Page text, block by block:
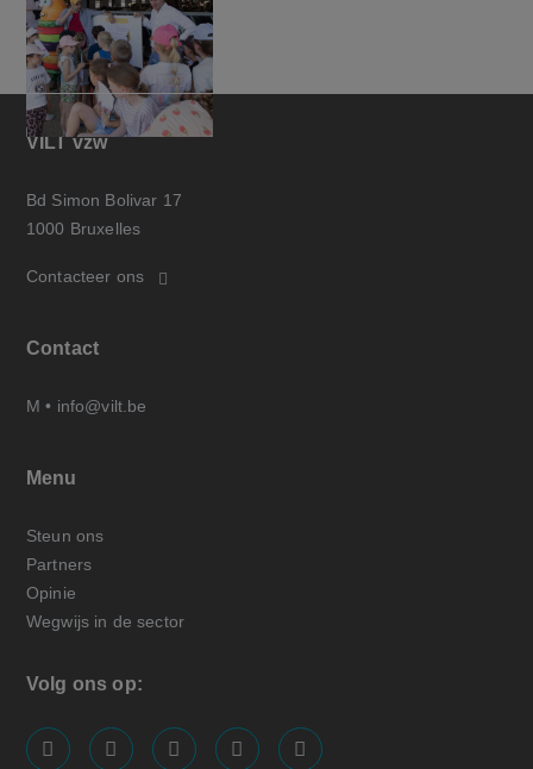
VILT vzw
Bd Simon Bolivar 17
1000 Bruxelles
Contacteer ons
Contact
M • info@vilt.be
Menu
Steun ons
Partners
Opinie
Wegwijs in de sector
Volg ons op:
screenreader.visit us on our facebook page: https://
screenreader.visit us on our linkedin page:
screenreader.visit us on our
screenreader.visit us on our x
screenreader.visit us on